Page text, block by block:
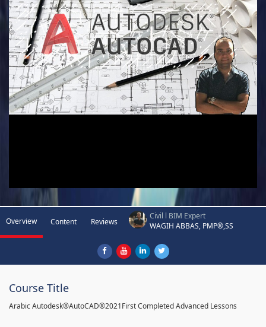
Overview Content Reviews
Civil l BIM Expert
WAGIH ABBAS, PMP®,SS
Course Title
Arabic Autodesk®AutoCAD®2021First Completed Advanced Lessons